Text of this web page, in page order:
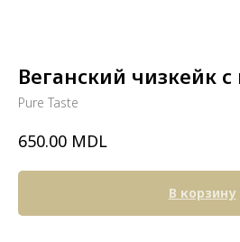
Веганский чизкейк
Pure Taste
650.00 MDL
В корзину